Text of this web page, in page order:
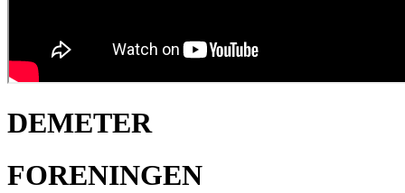
DEMETER
FORENINGEN